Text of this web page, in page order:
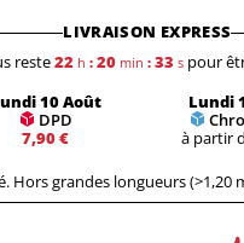
LIVRAISON EXPRESS
reste22 h : 20 min : 32 s pour
10 Août
DPD
7,90 €
Lundi
à partir
Hors grandes longueurs (>1,20